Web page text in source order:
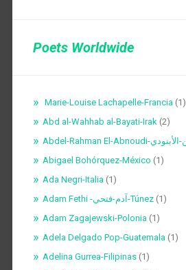
Poets Worldwide
Marie-Louise Lachapelle-Francia(1)
Abd al-Wahhab al-Bayati-Irak(2)
Abigael Bohórquez-México (1)
Ada Negri-Italia(1)
Adam Fethi -آدم-فتحي-Túnez(1)
Adam Zagajewski-Polonia(1)
Adela Delgado Pop-Guatemala(1)
Adelina Gurrea-Filipinas(1)